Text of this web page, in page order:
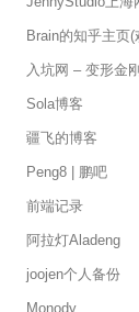
Brain的知乎主页
入坑网 – 变形金
Sola博客
疆飞的博客
Peng8 | 鹏吧
前端记录
阿拉灯Aladeng
joojen个人备份
Monody